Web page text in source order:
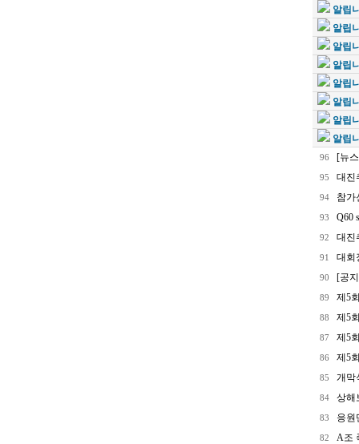
알립
알립
알립
알립
알립
알립
알립
알립
96 [뉴
95 대진
94 참가
93 Q60
92 대진
91 대회
90 [공
89 제5
88 제5
87 제5
86 제5
85 개막
84 상해
83 응원
82 A조